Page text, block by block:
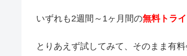
いずれも2週間～1ヶ月間の無料トラ
とりあえず試してみて、そのまま有